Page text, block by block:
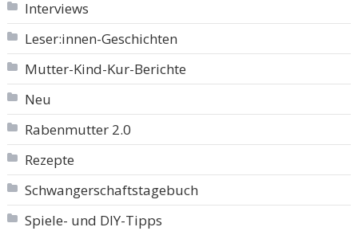
Interviews
Leser:innen-Geschichten
Mutter-Kind-Kur-Berichte
Neu
Rabenmutter 2.0
Rezepte
Schwangerschaftstagebuch
Spiele- und DIY-Tipps